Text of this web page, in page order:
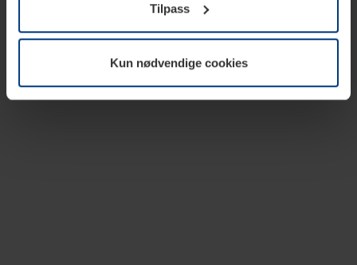
tilbakekalle ditt samtykke i forklaringen av
informasjonskapselen på sidenPersonvernerklæringpå
Tilpass
Kun nødvendige cookies